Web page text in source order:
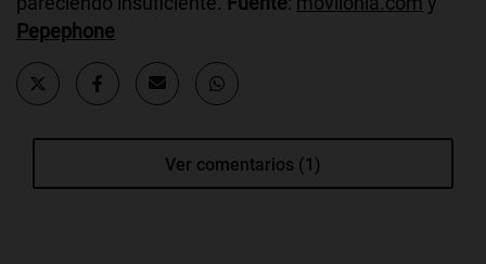
Pepephone
Ver comentarios (1)